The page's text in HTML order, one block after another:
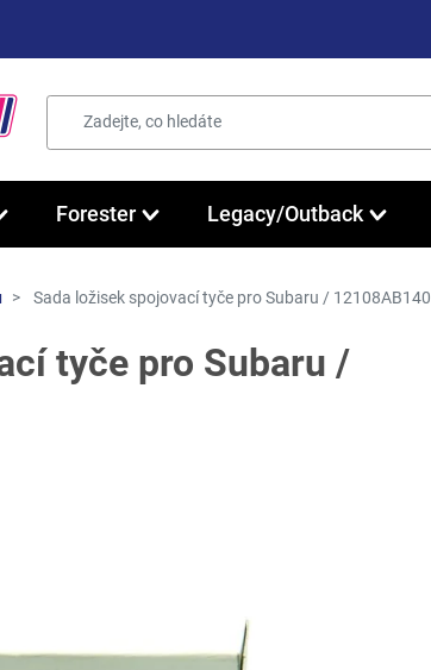
Forester Legacy/Outback
Sada ložisek spojovací tyče pro Subaru / 12108AB140
tyče pro Subaru /